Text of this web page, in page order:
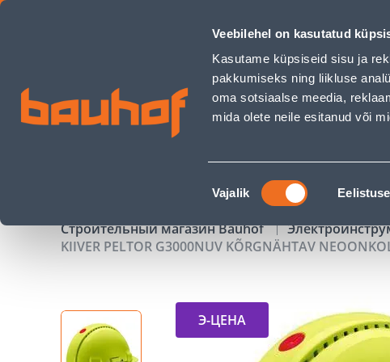
Veebilehel on kasutatud
Kasutame küpsiseid sisu ja
pakkumiseks ning liikluse
oma sotsiaalse meedia,
mida olete neile esitanud või
Nõusoleku
valik
Vajalik
KIIVER PELTOR G3000NUV KÕRGNÄHTAV NEOONKOLLANE
Обслуживание бизнес-клиентов
АКЦИИ
Строительный магазин Bauhof
KIIVER PELTOR G3000NUV KÕRGNÄHTAV
Э-ЦЕНА